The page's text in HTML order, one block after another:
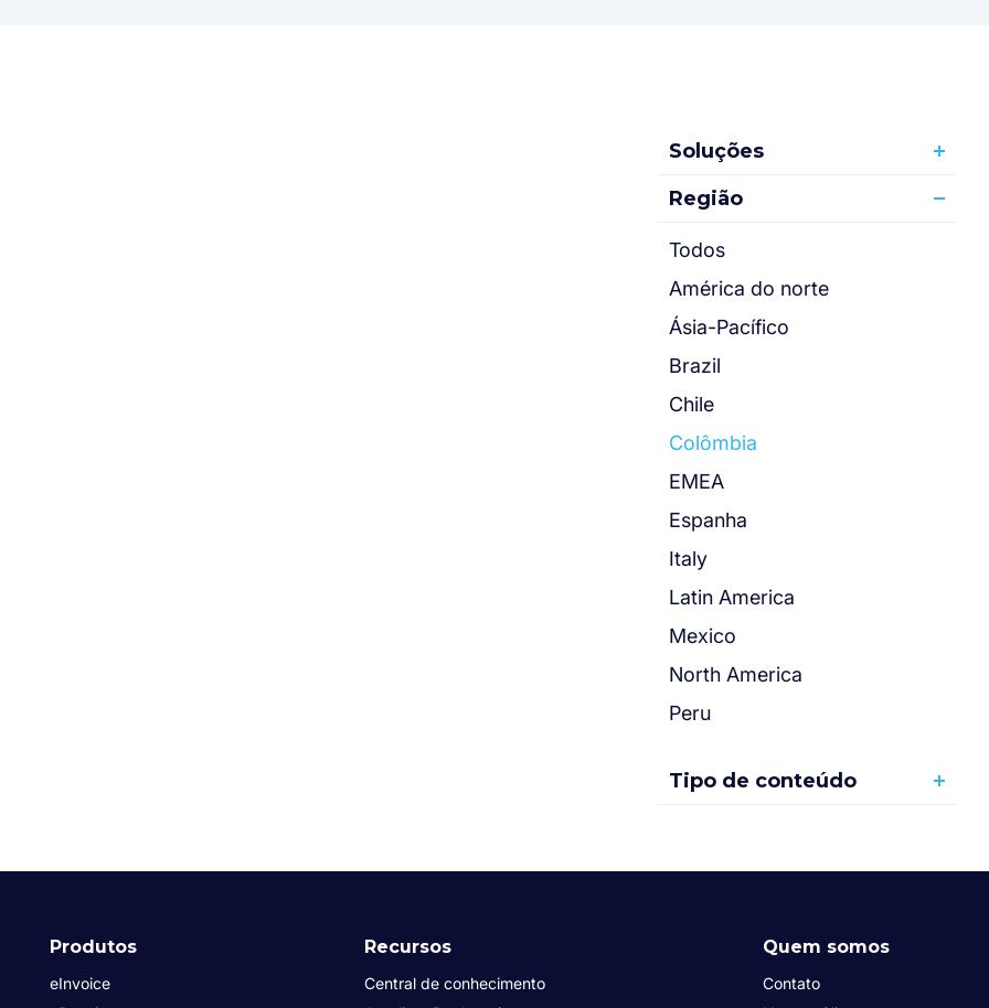
Soluções
Região
Todos
América do norte
Ásia-Pacífico
Brazil
Chile
Colômbia
EMEA
Espanha
Italy
Latin America
Mexico
North America
Peru
Tipo de conteúdo
Produtos
eInvoice
Recursos
Central de conhecimento
Quem somos
Contato